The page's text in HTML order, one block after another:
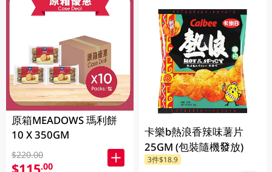
原箱MEADOWS 瑪利餅
10 X 350GM
$220.00
.00
卡樂b熱浪香辣味薯片
25GM (包裝隨機發放)
3件$18.9